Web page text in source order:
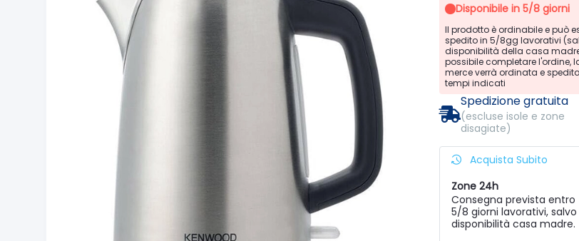
Disponibile in 5/8 giorni
Il prodotto è ordinabile e può
spedito in 5/8gg lavorativi
disponibilità della casa
possibile completare l'ordine,
merce verrà ordinata e
tempi indicati
Spedizione gratuita
(escluse isole e zone
disagiate)
Acquista Subito
Zone 24h
Consegna prevista entro
5/8 giorni lavorativi, salvo
disponibilità casa madre.